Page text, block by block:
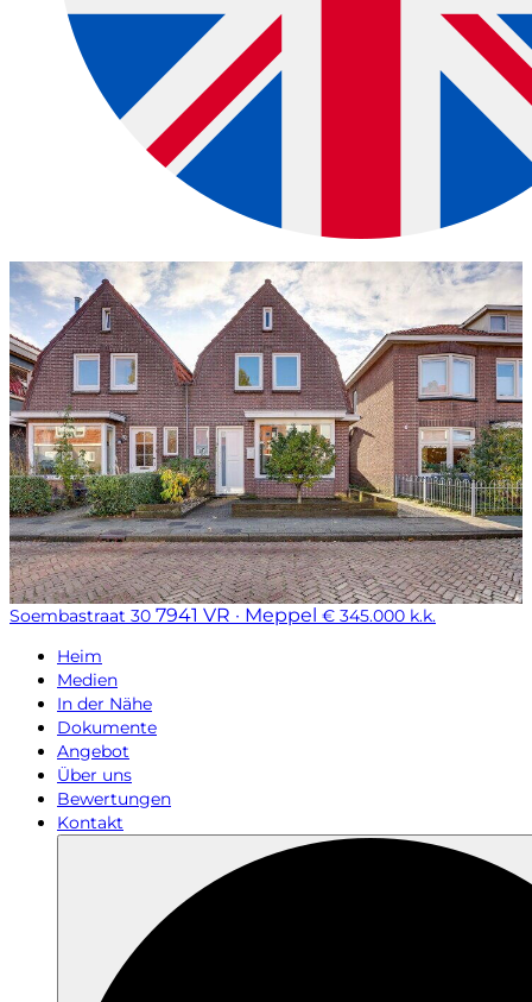
Soembastraat 30 7941 VR · Meppel € 345.000 k.k.
Heim
Medien
In der Nähe
Dokumente
Angebot
Über uns
Bewertungen
Kontakt